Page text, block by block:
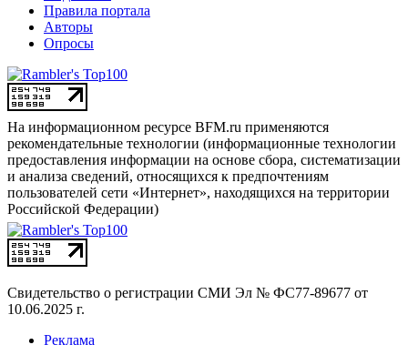
Правила портала
Авторы
Опросы
На информационном ресурсе BFM.ru применяются
рекомендательные технологии (информационные технологии
предоставления информации на основе сбора, систематизации
и анализа сведений, относящихся к предпочтениям
пользователей сети «Интернет», находящихся на территории
Российской Федерации)
Свидетельство о регистрации СМИ Эл № ФС77-89677 от
10.06.2025 г.
Реклама